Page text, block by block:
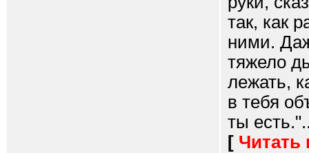
так, как
ними.
тяжело
лежать,
в тебя
ты
[ Читать